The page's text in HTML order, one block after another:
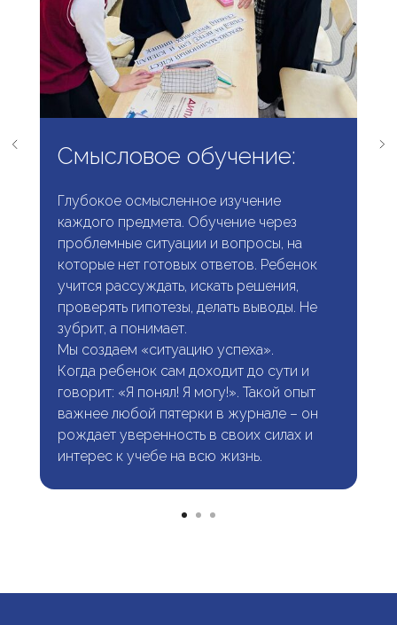
Смысловое обучение:
Глубокое осмысленное изучение
каждого предмета. Обучение через
проблемные ситуации и вопросы, на
которые нет готовых ответов. Ребенок
учится рассуждать, искать решения,
проверять гипотезы, делать выводы. Не
зубрит, а понимает.
Мы создаем «ситуацию успеха».
Когда ребенок сам доходит до сути и
говорит: «Я понял! Я могу!». Такой опыт
важнее любой пятерки в журнале – он
рождает уверенность в своих силах и
интерес к учебе на всю жизнь.